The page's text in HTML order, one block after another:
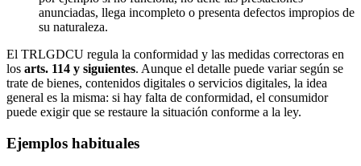
anunciadas, llega incompleto o presenta defectos impropios de
su naturaleza.
El TRLGDCU regula la conformidad y las medidas correctoras en
los arts. 114 y siguientes. Aunque el detalle puede variar según se
trate de bienes, contenidos digitales o servicios digitales, la idea
general es la misma: si hay falta de conformidad, el consumidor
puede exigir que se restaure la situación conforme a la ley.
Ejemplos habituales